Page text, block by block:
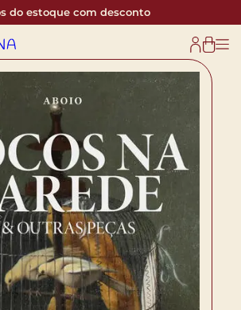
do estoque com desconto